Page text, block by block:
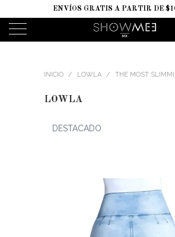
ENVÍOS GRATIS A PARTIR DE
INICIO / LOWLA / THE MOST
LOWLA